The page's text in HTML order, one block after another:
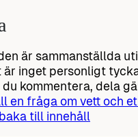
är sammanställda
är inget personligt
kommentera, dela
en fråga om vett och
till innehåll